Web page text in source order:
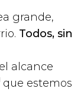
grande,
Todos, sin
alcance
que estemos